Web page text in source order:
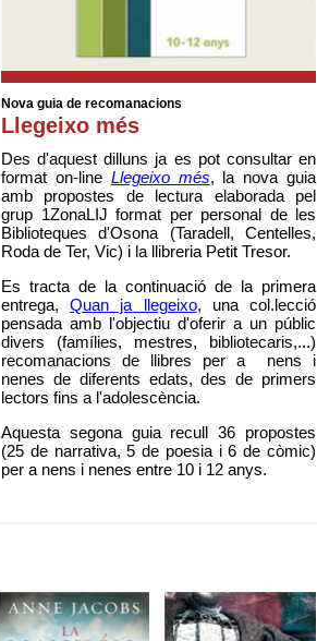
Nova guia de recomanacions
Llegeixo més
Des d'aquest dilluns ja es pot consultar en
format on-line Llegeixo més, la nova guia
amb propostes de lectura elaborada pel
grup 1ZonaLIJ format per personal de les
Biblioteques d'Osona (Taradell, Centelles,
Roda de Ter, Vic) i la llibreria Petit Tresor.
Es tracta de la continuació de la primera
entrega,Quan ja llegeixo, una col.lecció
pensada amb l'objectiu d'oferir a un públic
divers (famílies, mestres, bibliotecaris,...)
recomanacions de llibres per a nens i
nenes de diferents edats, des de primers
lectors fins a l'adolescència.
Aquesta segona guia recull 36 propostes
(25 de narrativa, 5 de poesia i 6 de còmic)
per a nens i nenes entre 10 i 12 anys.